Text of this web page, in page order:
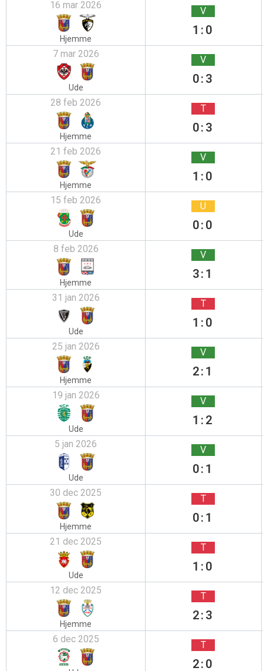
16 mar 2026
Hjemme
V
1:0
7 mar 2026
Ude
V
0:3
28 feb 2026
Hjemme
T
0:3
21 feb 2026
Hjemme
V
1:0
15 feb 2026
Ude
U
0:0
8 feb 2026
Hjemme
V
3:1
31 jan 2026
Ude
T
1:0
25 jan 2026
Hjemme
V
2:1
19 jan 2026
Ude
V
1:2
5 jan 2026
Ude
V
0:1
30 dec 2025
Hjemme
T
0:1
21 dec 2025
Ude
T
1:0
12 dec 2025
Hjemme
T
2:3
6 dec 2025 T
2:0